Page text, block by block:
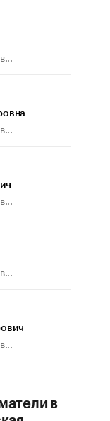
Как живет глава
в